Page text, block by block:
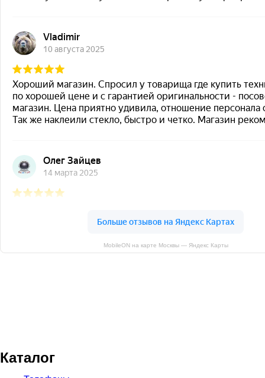
MobileON на карте Москвы — Яндекс Карты
Каталог